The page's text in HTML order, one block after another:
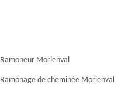
Ramoneur Morienval
Ramonage de cheminée Morienval